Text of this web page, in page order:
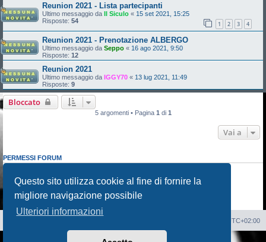
Questo sito utilizza cookie al fine di fornire la
migliore navigazione possibile
Ulteriori informazioni
Reunion 2021 - Lista partecipanti
Ultimo messaggio da Il Siculo « 15 set 2021, 15:25
Risposte: 54 1 2 3 4
Reunion 2021 - Prenotazione ALBERGO
Ultimo messaggio da Seppo « 16 ago 2021, 9:50
Risposte: 12
Reunion 2021
Ultimo messaggio da IGGY70 « 13 lug 2021, 11:49
Risposte: 9
Bloccato
5 argomenti • Pagina 1 di 1
Vai a
PERMESSI FORUM
Non puoi
rispondere negli argomenti
Non puoimodificare i tuoi messaggi
Non puoicancellare i tuoi messaggi
Non puoi
inviare allegati
UTC+02:00